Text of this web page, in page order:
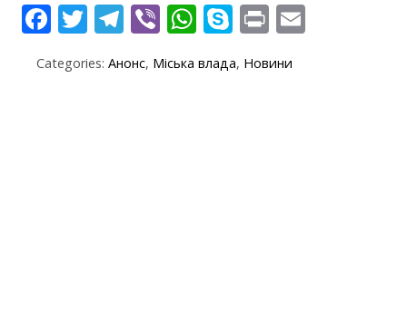
F
e
T
itt
T
e
Vi
er
W
at
S
y
Pr
t
Categories: Анонс, Міська влада, Новини